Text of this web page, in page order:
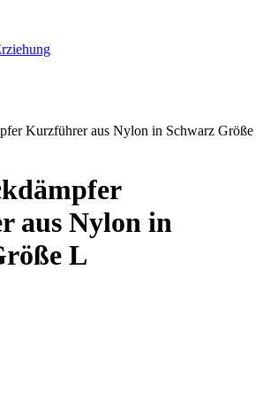
Kurzführer aus Nylon in Schwarz Größe
aus Nylon in
L